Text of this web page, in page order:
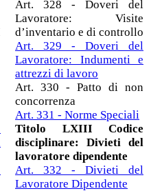
Art. 328 - Doveri del
Lavoratore: Visite
d’inventario e di controllo
Art. 329 - Doveri del
Lavoratore: Indumenti e
attrezzi di lavoro
Art. 330 - Patto di non
concorrenza
Art. 331 - Norme Speciali
Titolo LXIII Codice
disciplinare: Divieti del
lavoratore dipendente
Art. 332 - Divieti del
Lavoratore Dipendente